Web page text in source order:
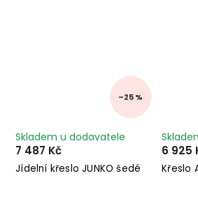
–25 %
Jídelní křeslo JUNKO šedé
Skladem u dodavatele
7 487 Kč
Křeslo
6 925